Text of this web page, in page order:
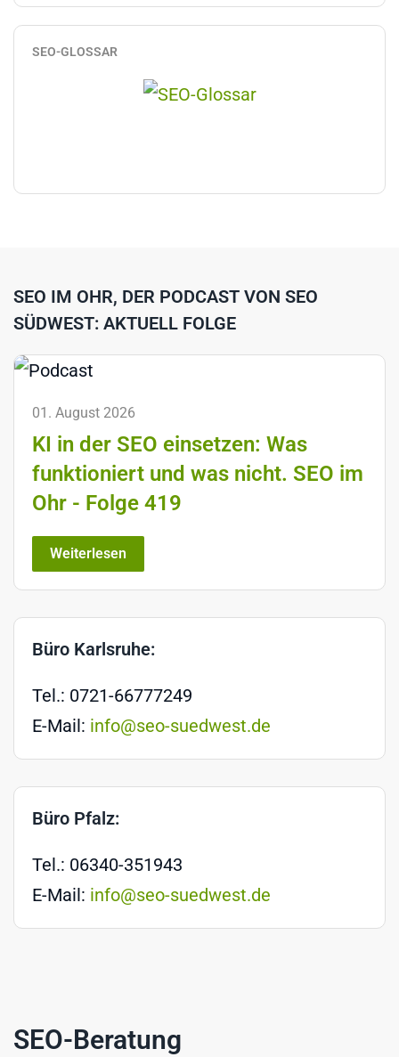
SEO-GLOSSAR
SEO IM OHR, DER PODCAST VON SEO
SÜDWEST: AKTUELL FOLGE
01. August 2026
KI in der SEO einsetzen: Was
funktioniert und was nicht. SEO im
Ohr - Folge 419
Weiterlesen
Büro Karlsruhe:
Tel.: 0721-66777249
E-Mail: info@seo-suedwest.de
Büro Pfalz:
Tel.: 06340-351943
E-Mail: info@seo-suedwest.de
SEO-Beratung